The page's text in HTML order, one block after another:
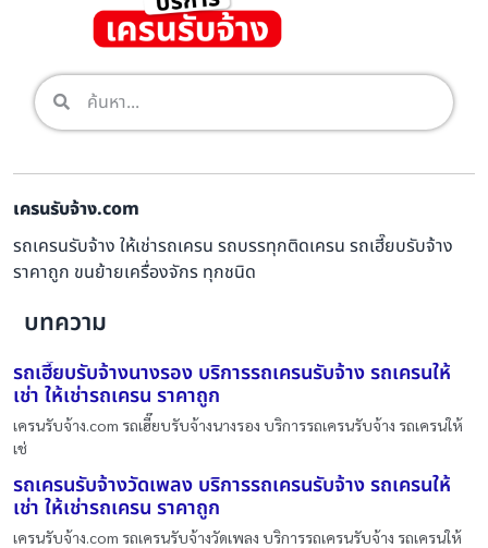
เครนรับจ้าง.com
รถเครนรับจ้าง ให้เช่ารถเครน รถบรรทุกติดเครน รถเฮี๊ยบรับจ้าง
ราคาถูก ขนย้ายเครื่องจักร ทุกชนิด
บทความ
รถเฮี๊ยบรับจ้างนางรอง บริการรถเครนรับจ้าง รถเครนให้
เช่า ให้เช่ารถเครน ราคาถูก
เครนรับจ้าง.com รถเฮี๊ยบรับจ้างนางรอง บริการรถเครนรับจ้าง รถเครนให้
เช่
รถเครนรับจ้างวัดเพลง บริการรถเครนรับจ้าง รถเครนให้
เช่า ให้เช่ารถเครน ราคาถูก
เครนรับจ้าง.com รถเครนรับจ้างวัดเพลง บริการรถเครนรับจ้าง รถเครนให้